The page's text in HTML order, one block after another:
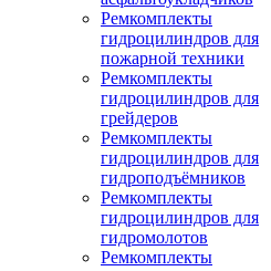
Ремкомплекты
гидроцилиндров для
пожарной техники
Ремкомплекты
гидроцилиндров для
грейдеров
Ремкомплекты
гидроцилиндров для
гидроподъёмников
Ремкомплекты
гидроцилиндров для
гидромолотов
Ремкомплекты